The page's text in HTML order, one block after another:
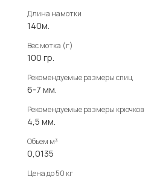
Длина намотки
140м.
Вес мотка (г)
100 гр.
Рекомендуемые размеры спиц
6-7 мм.
Рекомендуемые размеры крючков
4,5 мм.
Объем м³
0,0135
Цена до 50 кг